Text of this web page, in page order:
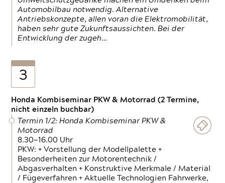
Automobilbau notwendig. Alternative
Antriebskonzepte, allen voran die Elektromobilität,
haben sehr gute Zukunftsaussichten. Bei der
Entwicklung der zugeh…
3
Honda Kombiseminar PKW & Motorrad (2 Termine,
nicht einzeln buchbar)
Termin 1/2: Honda Kombiseminar PKW &
Motorrad
8.30—16.00 Uhr
PKW: + Vorstellung der Modellpalette +
Besonderheiten zur Motorentechnik /
Abgasverhalten + Konstruktive Merkmale / Material
/ Fügeverfahren + Aktuelle Technologien Fahrwerke,